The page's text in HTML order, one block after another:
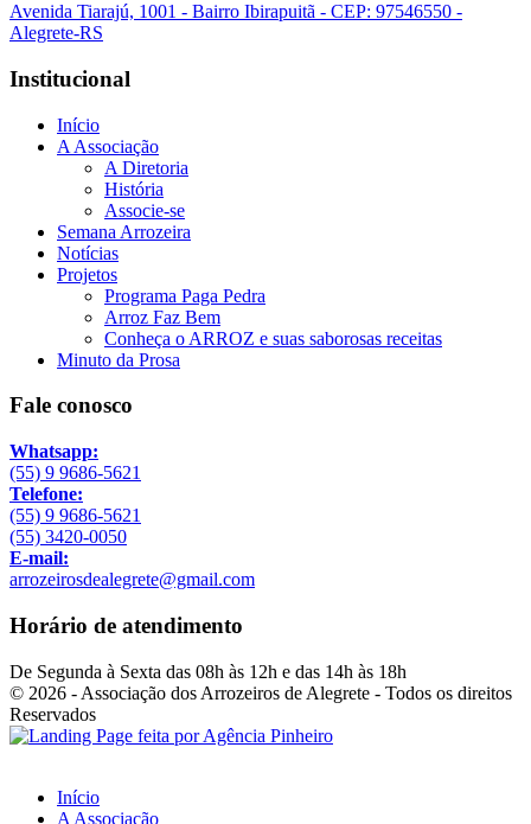
Avenida Tiarajú, 1001 - Bairro Ibirapuitã - CEP: 97546550 -
Alegrete-RS
Institucional
Início
A Associação
A Diretoria
História
Associe-se
Semana Arrozeira
Notícias
Projetos
Programa Paga Pedra
Arroz Faz Bem
Conheça o ARROZ e suas saborosas receitas
Minuto da Prosa
Fale conosco
Whatsapp:
(55) 9 9686-5621
Telefone:
(55) 9 9686-5621
(55) 3420-0050
E-mail:
arrozeirosdealegrete@gmail.com
Horário de atendimento
De Segunda à Sexta das 08h às 12h e das 14h às 18h
© 2026 - Associação dos Arrozeiros de Alegrete - Todos os direitos
Reservados
Início
A Associação